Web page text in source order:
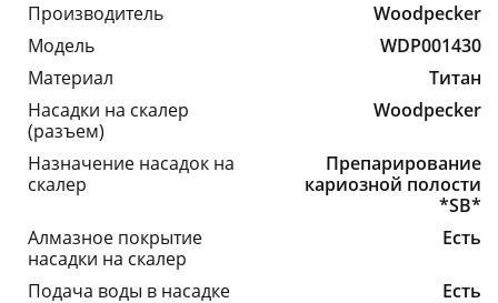
Производитель
Woodpecker
Модель
WDP001430
Материал
Титан
Насадки на скалер
(разъем)
Woodpecker
Назначение насадок на
скалер
Препарирование
кариозной полости
*SB*
Алмазное покрытие
насадки на скалер
Есть
Подача воды в насадке
Есть